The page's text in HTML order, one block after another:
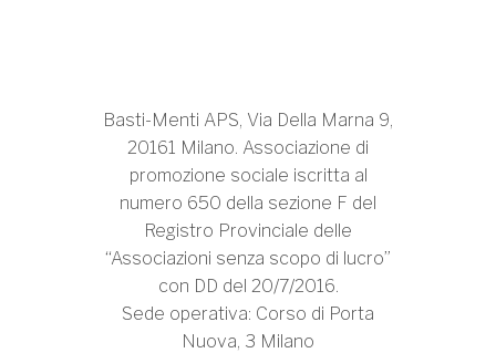
Basti-Menti APS, Via Della Marna 9,
20161 Milano. Associazione di
promozione sociale iscritta al
numero 650 della sezione F del
Registro Provinciale delle
“Associazioni senza scopo di lucro”
con DD del 20/7/2016.
Sede operativa: Corso di Porta
Nuova, 3 Milano